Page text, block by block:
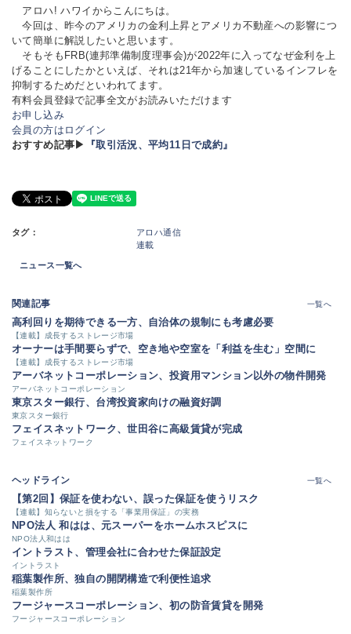
アロハ! ハワイからこんにちは。
今回は、昨今のアメリカの金利上昇とアメリカ不動産への影響につ
いて簡単に解説したいと思います。
そもそもFRB(連邦準備制度理事会)が2022年に入ってなぜ金利を上
げることにしたかといえば、それは21年から加速しているインフレを
抑制するためだといわれてます。
有料会員登録で記事全文がお読みいただけます
お申し込み
会員の方はログイン
おすすめ記事▶
『取引活況、平均11日で成約』
タグ：
アロハ通信
連載
ニュース一覧へ
関連記事 一覧へ
高利回りを期待できる一方、自治体の規制にも考慮必要
【連載】成長するストレージ市場
オーナーは手間要らずで、空き地や空室を「利益を生む」空間に
【連載】成長するストレージ市場
アーバネットコーポレーション、投資用マンション以外の物件開発
アーバネットコーポレーション
東京スター銀行、台湾投資家向けの融資好調
東京スター銀行
フェイスネットワーク、世田谷に高級賃貸が完成
フェイスネットワーク
ヘッドライン 一覧へ
【第2回】保証を使わない、誤った保証を使うリスク
【連載】知らないと損をする「事業用保証」の実務
NPO法人 和はは、元スーパーをホームホスピスに
NPO法人和はは
イントラスト、管理会社に合わせた保証設定
イントラスト
稲葉製作所、独自の開閉構造で利便性追求
稲葉製作所
フージャースコーポレーション、初の防音賃貸を開発
フージャースコーポレーション